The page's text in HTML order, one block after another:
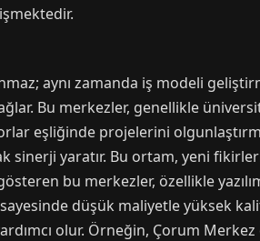
aynı zamanda iş modeli
Bu merkezler, genellikle
eşliğinde projelerini
yaratır. Bu ortam, yeni
bu merkezler, özellikle
düşük maliyetle yüksek
olur. Örneğin, Çorum